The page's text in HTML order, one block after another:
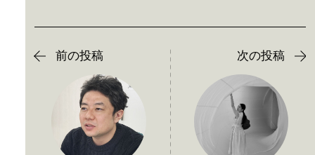
前の投稿 次の投稿